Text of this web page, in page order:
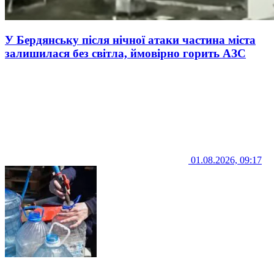
У Бердянську після нічної атаки частина міста
залишилася без світла, ймовірно горить АЗС
01.08.2026, 09:17